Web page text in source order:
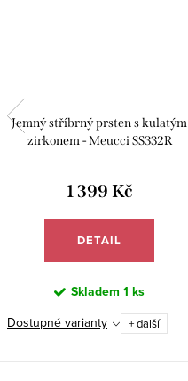
Jemný stříbrný prsten s kulatým
zirkonem - Meucci SS332R
1 399 Kč
DETAIL
Skladem 1 ks
Dostupné varianty + další